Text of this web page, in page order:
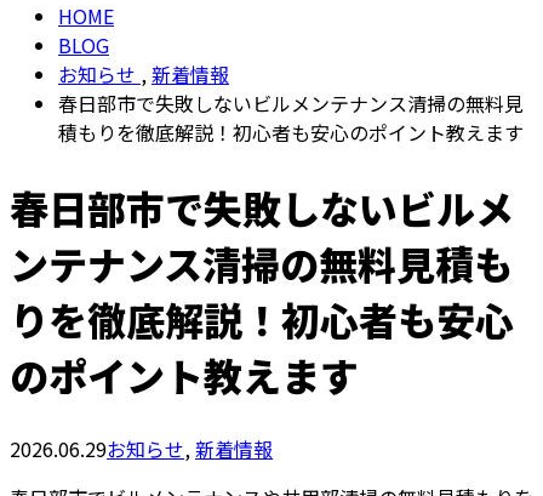
HOME
BLOG
お知らせ ,新着情報
春日部市で失敗しないビルメンテナンス清掃の無料見
積もりを徹底解説！初心者も安心のポイント教えます
春日部市で失敗しないビルメ
ンテナンス清掃の無料見積も
りを徹底解説！初心者も安心
のポイント教えます
2026.06.29お知らせ,新着情報